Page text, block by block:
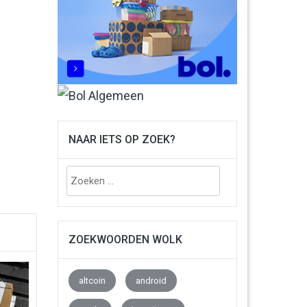
NAAR IETS OP ZOEK?
Zoeken
naar:
ZOEKWOORDEN WOLK
altcoin android